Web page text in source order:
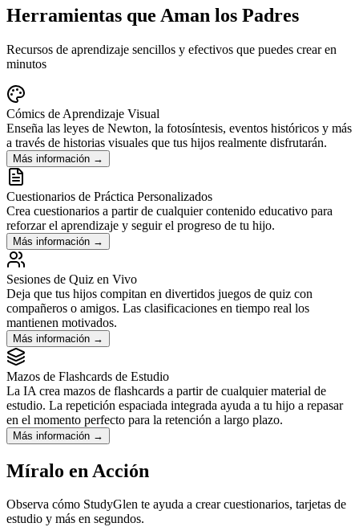
Herramientas que Aman los Padres
Recursos de aprendizaje sencillos y efectivos que puedes crear en
minutos
Cómics de Aprendizaje Visual
Enseña las leyes de Newton, la fotosíntesis, eventos históricos y más
a través de historias visuales que tus hijos realmente disfrutarán.
Más información →
Cuestionarios de Práctica Personalizados
Crea cuestionarios a partir de cualquier contenido educativo para
reforzar el aprendizaje y seguir el progreso de tu hijo.
Más información →
Sesiones de Quiz en Vivo
Deja que tus hijos compitan en divertidos juegos de quiz con
compañeros o amigos. Las clasificaciones en tiempo real los
mantienen motivados.
Más información →
Mazos de Flashcards de Estudio
La IA crea mazos de flashcards a partir de cualquier material de
estudio. La repetición espaciada integrada ayuda a tu hijo a repasar
en el momento perfecto para la retención a largo plazo.
Más información →
Míralo en Acción
Observa cómo StudyGlen te ayuda a crear cuestionarios, tarjetas de
estudio y más en segundos.